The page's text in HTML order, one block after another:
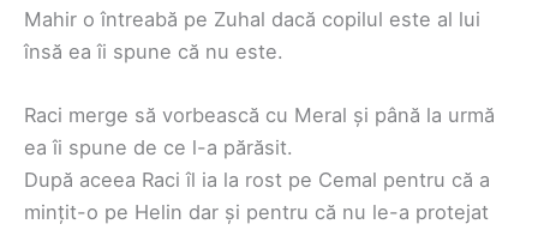
Mahir o întreabă pe Zuhal dacă copilul este al lui
însă ea îi spune că nu este.
Raci merge să vorbească cu Meral și până la urmă
ea îi spune de ce l-a părăsit.
După aceea Raci îl ia la rost pe Cemal pentru că a
mințit-o pe Helin dar și pentru că nu le-a protejat